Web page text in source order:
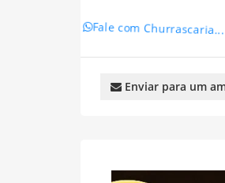
Fale com
Enviar para um